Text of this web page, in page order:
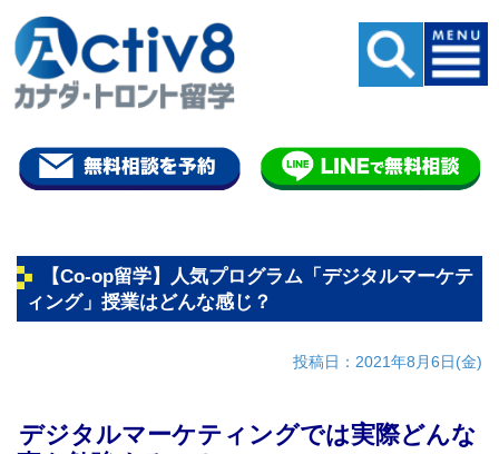
【Co-op留学】人気プログラム「デジタルマーケテ
ィング」授業はどんな感じ？
投稿日：2021年8月6日(金)
デジタルマーケティングでは実際どんな